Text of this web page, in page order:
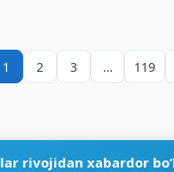
1 2 3 … 119
rivojidan xabardor